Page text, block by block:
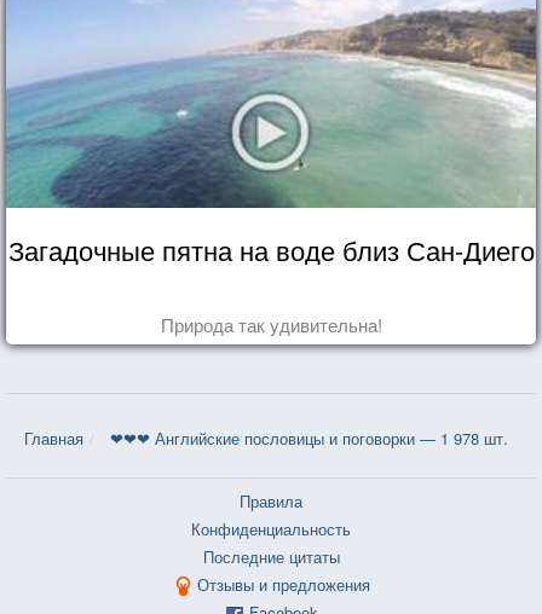
Загадочные пятна на воде близ Сан-Диего
Природа так удивительна!
Главная ❤❤❤ Английские пословицы и поговорки — 1 978 шт.
Правила
Конфиденциальность
Последние цитаты
Отзывы и предложения